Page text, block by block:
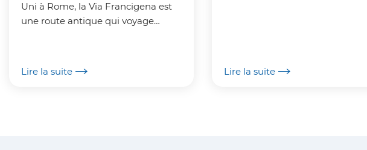
Uni à Rome, la Via Francigena est
une route antique qui voyage
Lire la suite Lire la suite